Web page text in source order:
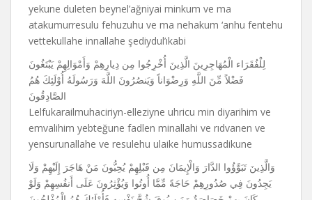
yekune duleten beynel’ağniyai minkum ve ma
atakumurresulu fehuzuhu ve ma nehakum ‘anhu fentehu
vettekullahe innallahe şediydul’ıkabi
لِلْفُقَرَاء الْمُهَاجِرِينَ الَّذِينَ أُخْرِجُوا مِن دِيارِهِمْ وَأَمْوَالِهِمْ يَبْتَغُونَ
فَضْلاً مِّنَ اللَّهِ وَرِضْوَاناً وَيَنصُرُونَ اللَّهَ وَرَسُولَهُ أُوْلَئِكَ هُمُ
الصَّادِقُونَ
Lelfukarailmuhaciriyn-elleziyne uhricu min diyarihim ve
emvalihim yebteğune fadlen minallahi ve rıdvanen ve
yensurunallahe ve resulehu ulaike humussadikune
وَالَّذِينَ تَبَوَّؤُوا الدَّارَ وَالْإِيمَانَ مِن قَبْلِهِمْ يُحِبُّونَ مَنْ هَاجَرَ إِلَيْهِمْ وَلَا
يَجِدُونَ فِي صُدُورِهِمْ حَاجَةً مِّمَّا أُوتُوا وَيُؤْثِرُونَ عَلَى أَنفُسِهِمْ وَلَوْ